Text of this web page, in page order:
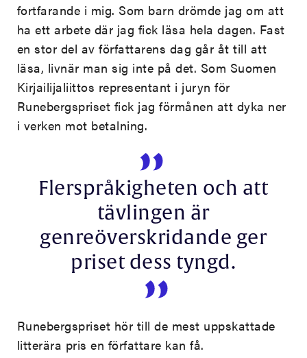
fortfarande i mig. Som barn drömde jag om att
ha ett arbete där jag fick läsa hela dagen. Fast
en stor del av författarens dag går åt till att
läsa, livnär man sig inte på det. Som Suomen
Kirjailijaliittos representant i juryn för
Runebergspriset fick jag förmånen att dyka ner
i verken mot betalning.
Flerspråkigheten och att
tävlingen är
genreöverskridande ger
priset dess tyngd.
Runebergspriset hör till de mest uppskattade
litterära pris en författare kan få.